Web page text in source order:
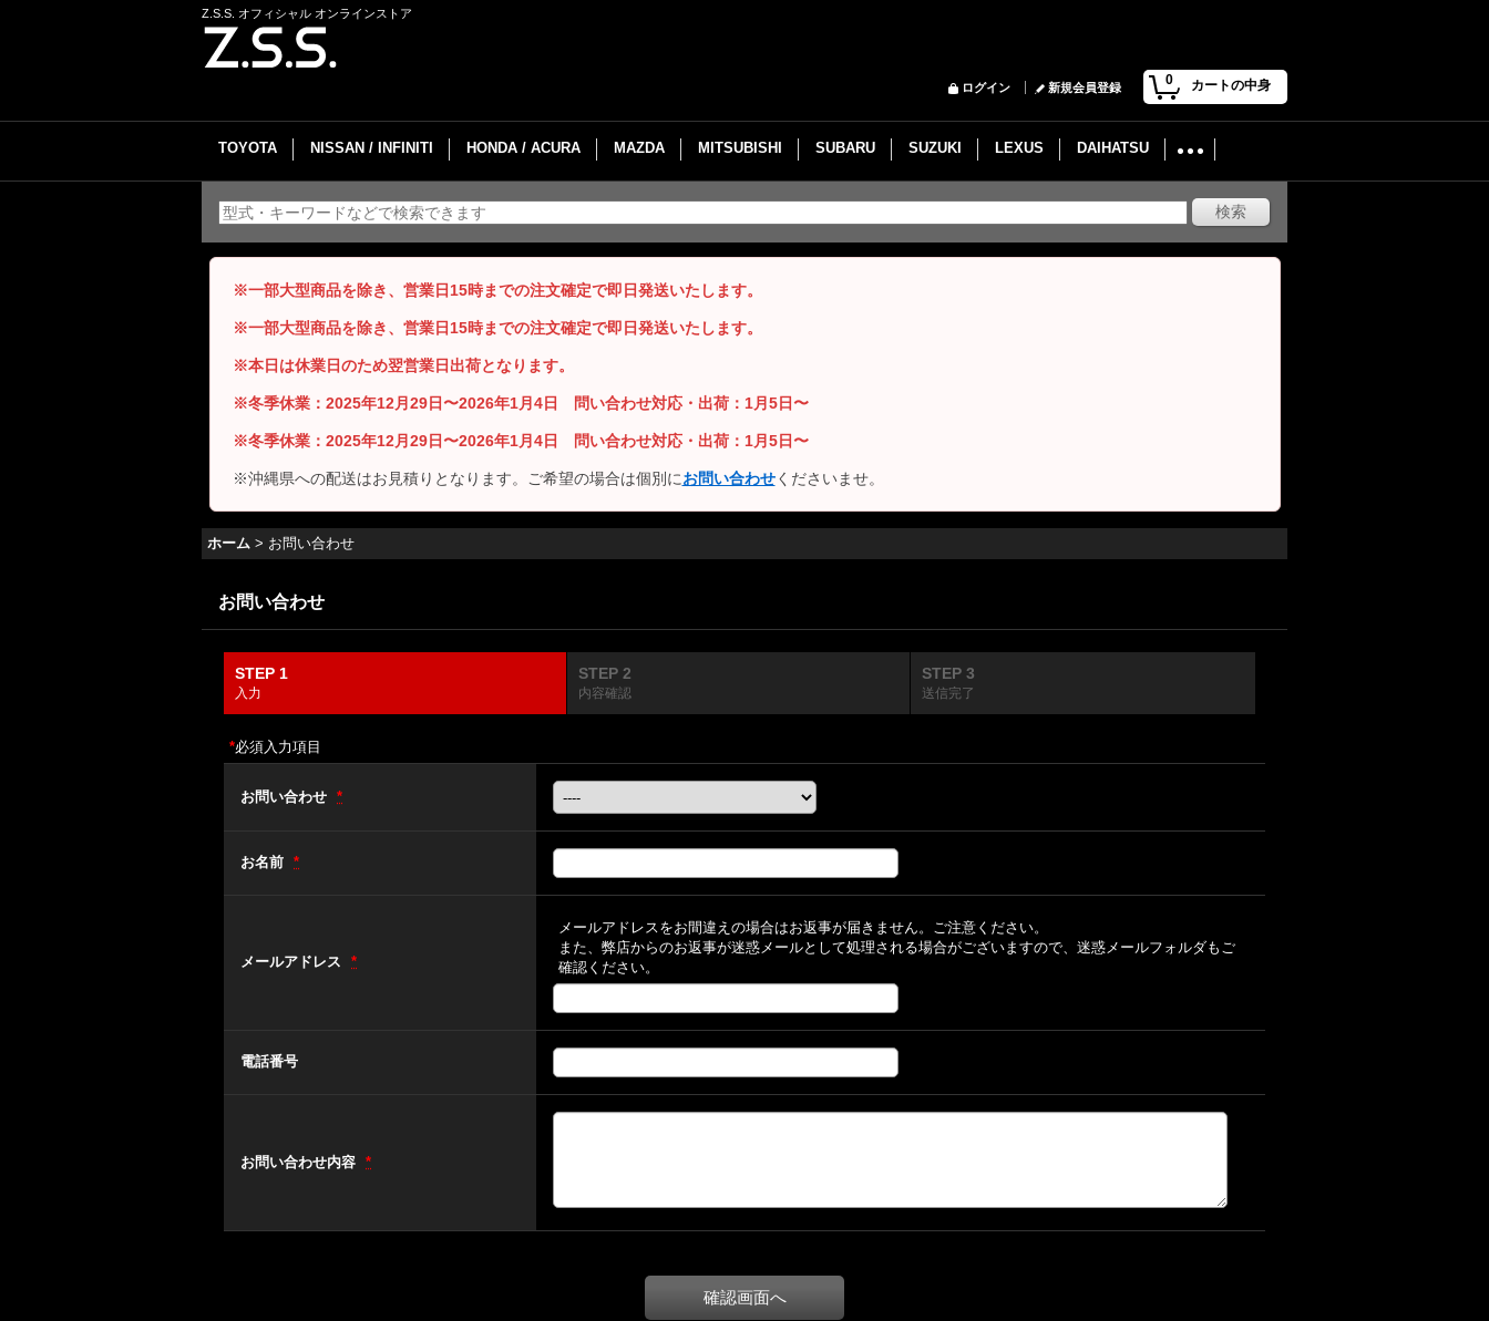
Z.S.S. オフィシャル オンラインストア
0 カートの中身
ログイン 新規会員登録
TOYOTA NISSAN / INFINITI HONDA / ACURA MAZDA MITSUBISHI SUBARU SUZUKI LEXUS DAIHATSU
※一部大型商品を除き、営業日15時までの注文確定で即日発送いたします。
※一部大型商品を除き、営業日15時までの注文確定で即日発送いたします。
※本日は休業日のため翌営業日出荷となります。
※冬季休業：2025年12月29日〜2026年1月4日 問い合わせ対応・出荷：1月5日〜
※冬季休業：2025年12月29日〜2026年1月4日 問い合わせ対応・出荷：1月5日〜
※沖縄県への配送はお見積りとなります。ご希望の場合は個別にお問い合わせくださいませ。
ホーム > お問い合わせ
お問い合わせ
STEP 1
入力
STEP 2
内容確認
STEP 3
送信完了
*必須入力項目
お問い合わせ *
お名前 *
メールアドレス *
メールアドレスをお間違えの場合はお返事が届きません。ご注意ください。
また、弊店からのお返事が迷惑メールとして処理される場合がございますので、迷惑メールフォルダもご
確認ください。
電話番号
お問い合わせ内容 *